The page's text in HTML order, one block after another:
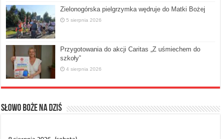
Zielonogórska pielgrzymka wędruje do Matki Bożej
5 sierpnia 2026
Przygotowania do akcji Caritas „Z uśmiechem do
szkoły”
4 sierpnia 2026
Słowo Boże na dziś